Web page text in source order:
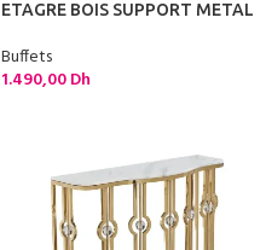
ETAGRE BOIS SUPPORT METAL
Buffets
1.490,00Dh